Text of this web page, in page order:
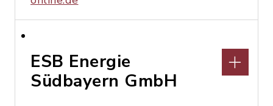
ESB Energie
Südbayern GmbH